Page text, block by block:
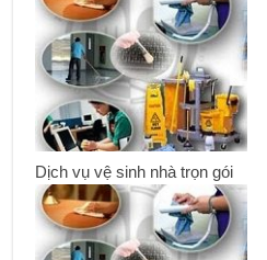
Dịch vụ vệ sinh nhà trọn gói
tại Vĩnh Phúc. LH
0888222126.
12/29/2017